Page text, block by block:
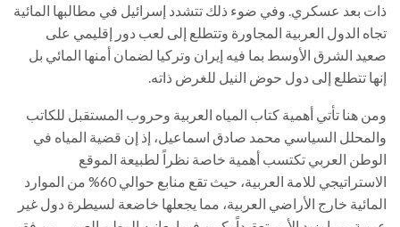
ذات بعد عسكري. وفي ضوء ذلك تتشدد إسرائيل في مطالبها المائية
تجاه الدول العربية المجاورة وتتطلع إلى لعب دور إقليمي على
صعيد الشرق الأوسط بما فيه إيران وتركيا لضمان أمنها المائي بل
إنها تتطلع إلى دول حوض النيل للغرض ذاته.
ومن هنا تأتي أهمية كتاب المياه العربية وحروب المستقبل للكاتب
والمحلل السياسي محمد صادق اسماعيل، إذ إن قضية المياه في
الوطن العربي تكتسب أهمية خاصة نظراً لطبيعة الموقع
الاستراتيجي للامة العربية، حيث تقع منابع حوالي 60% من الموارد
المائية خارج الأراضي العربية، مما يجعلها خاضعة لسيطرة دول غير